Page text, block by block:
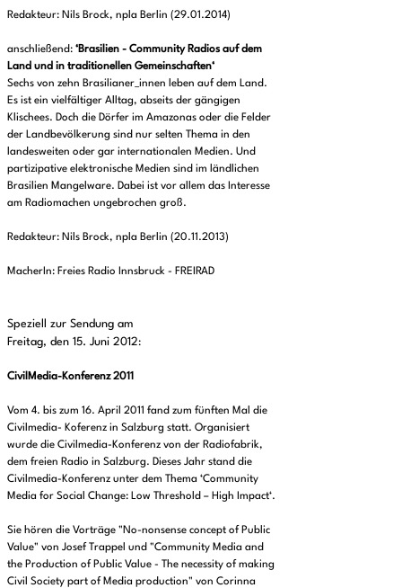
Redakteur: Nils Brock, npla Berlin (29.01.2014)
anschließend: ‘Brasilien - Community Radios auf dem
Land und in traditionellen Gemeinschaften‘
Sechs von zehn Brasilianer_innen leben auf dem Land.
Es ist ein vielfältiger Alltag, abseits der gängigen
Klischees. Doch die Dörfer im Amazonas oder die Felder
der Landbevölkerung sind nur selten Thema in den
landesweiten oder gar internationalen Medien. Und
partizipative elektronische Medien sind im ländlichen
Brasilien Mangelware. Dabei ist vor allem das Interesse
am Radiomachen ungebrochen groß.
Redakteur: Nils Brock, npla Berlin (20.11.2013)
MacherIn: Freies Radio Innsbruck - FREIRAD
Speziell zur Sendung am
Freitag, den 15. Juni 2012:
CivilMedia-Konferenz 2011
Vom 4. bis zum 16. April 2011 fand zum fünften Mal die
Civilmedia- Koferenz in Salzburg statt. Organisiert
wurde die Civilmedia-Konferenz von der Radiofabrik,
dem freien Radio in Salzburg. Dieses Jahr stand die
Civilmedia-Konferenz unter dem Thema ‘Community
Media for Social Change: Low Threshold – High Impact‘.
Sie hören die Vorträge "No-nonsense concept of Public
Value" von Josef Trappel und "Community Media and
the Production of Public Value - The necessity of making
Civil Society part of Media production" von Corinna